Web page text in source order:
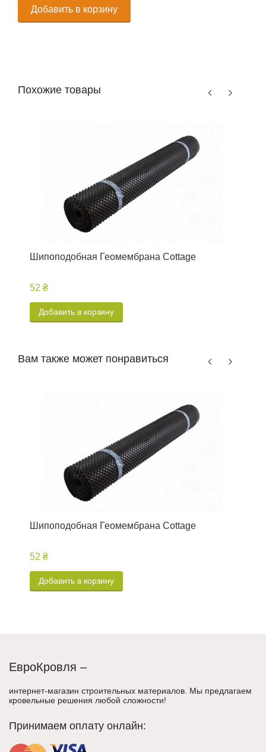
Добавить в корзину
Похожие товары
Шипоподобная Геомембрана Cottage
52 ₴
Добавить в корзину
Вам также может понравиться
Шипоподобная Геомембрана Cottage
52 ₴
Добавить в корзину
ЕвроКровля –
интернет-магазин строительных материалов. Мы предлагаем
кровельные решения любой сложности!
Принимаем оплату онлайн: